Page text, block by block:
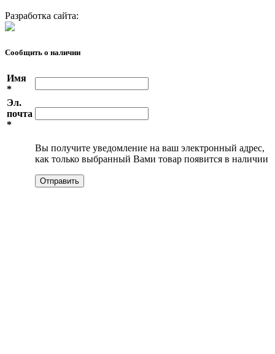
Разработка сайта:
Сообщить о наличии
Имя
*
Эл.
почта
*
Вы получите уведомление на ваш электронный адрес,
как только выбранный Вами товар появится в наличии